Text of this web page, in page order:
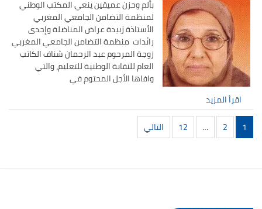
بألم وحزن عميقين ينعي المكتب الوطني
لمنظمة التضامن الجامعي المغربي
الأستاذة زبيدة عراض المناضلة وإحدى
رائدات منظمة التضامن الجامعي المغربي
زوجة المرحوم عبد الرحمان شناف الكاتب
العام للنقابة الوطنية للتعليم، والتي
وافاها الأجل المحتوم في
اقرأ المزيد
تصفّح
المقالات
1
2
…
12 التالي